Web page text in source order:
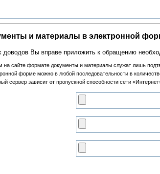
и материалы в электронной
доводов Вы вправе приложить к обращению
сайте формате документы и материалы служат лишь
форме можно в любой последовательности в
сервер зависит от пропускной способности сети